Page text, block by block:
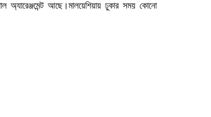
অ্যারেঞ্জমেন্ট আছে।মালয়েশিয়ায় ঢুকার সময় কোনো